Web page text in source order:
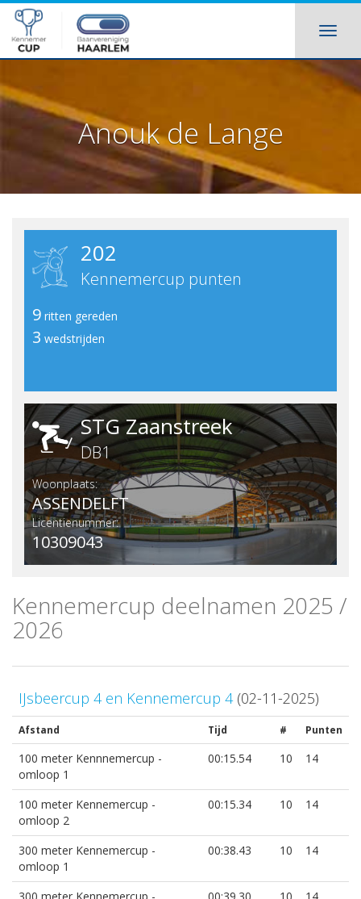
Anouk de Lange
202
Kennemercup punten
9 ritten gereden
3 wedstrijden
STG Zaanstreek
DB1
Woonplaats:
ASSENDELFT
Licentienummer:
10309043
Kennemercup deelnamen 2025 /
2026
IJsbeercup 4 en Kennemercup 4(02-11-2025)
Afstand Tijd # Punten
100 meter Kennnemercup -
omloop 1
00:15.54 10 14
100 meter Kennemercup -
omloop 2
00:15.34 10 14
300 meter Kennemercup -
omloop 1
00:38.43 10 14